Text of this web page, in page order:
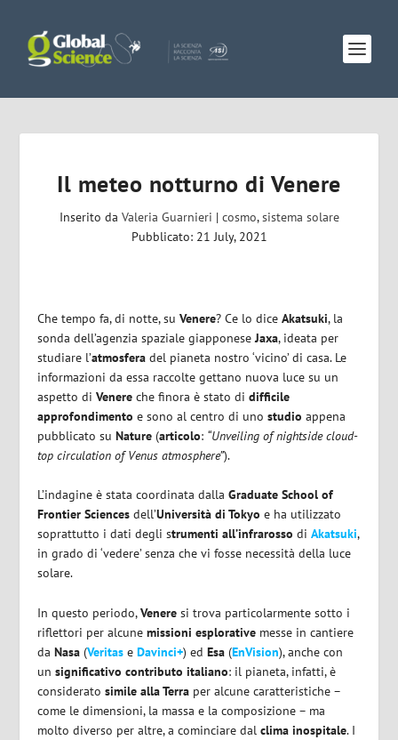
Il meteo notturno di Venere
Inserito da Valeria Guarnieri | cosmo,sistema solare
Pubblicato: 21 July, 2021
Che tempo fa, di notte, suVenere? Ce lo diceAkatsuki, la
sonda dell’agenzia spaziale giapponeseJaxa, ideata per
studiare l’atmosfera del pianeta nostro ‘vicino’ di casa. Le
informazioni da essa raccolte gettano nuova luce su un
aspetto diVenere che finora è stato didifficile
approfondimento e sono al centro di unostudio appena
pubblicato suNature (articolo: “Unveiling of nightside cloud-
top circulation of Venus atmosphere”).
L’indagine è stata coordinata dallaGraduate School of
Frontier Sciences dell’Università di Tokyo e ha utilizzato
soprattutto i dati degli strumenti all’infrarosso diAkatsuki,
in grado di ‘vedere’ senza che vi fosse necessità della luce
solare.
In questo periodo,Venere si trova particolarmente sotto i
riflettori per alcunemissioni esplorative messe in cantiere
da Nasa (Veritas eDavinci+) edEsa (EnVision), anche con
unsignificativo contributo italiano: il pianeta, infatti, è
consideratosimile alla Terra per alcune caratteristiche –
come le dimensioni, la massa e la composizione – ma
molto diverso per altre, a cominciare dalclima inospitale. I